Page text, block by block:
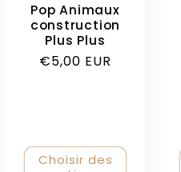
Pop Animaux
construction
Plus Plus
Prix
€5,00 EUR
Choisir des